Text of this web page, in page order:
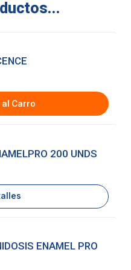
Carro
200 UNDS
ENAMEL PRO